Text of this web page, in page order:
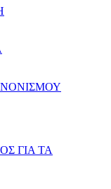
ΓΙΑ ΤΑ